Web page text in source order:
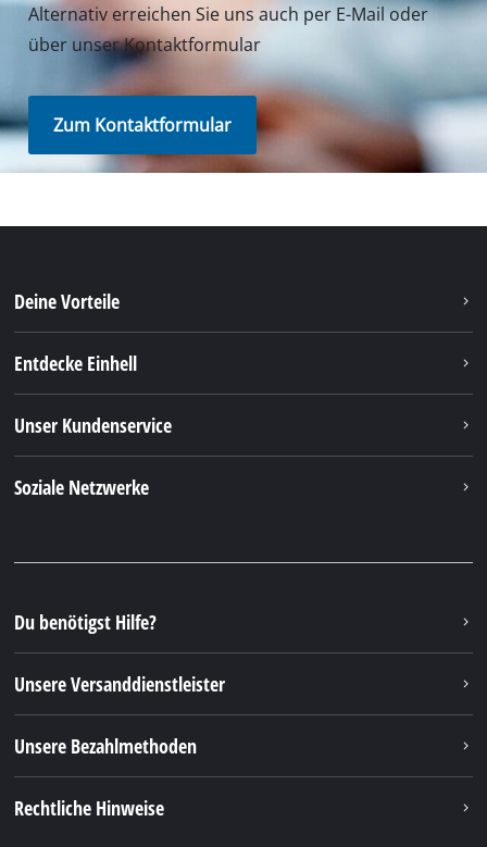
Alternativ erreichen Sie uns auch per E-Mail oder
über unser Kontaktformular
Zum Kontaktformular
Deine Vorteile
Entdecke Einhell
Unser Kundenservice
Soziale Netzwerke
Du benötigst Hilfe?
Unsere Versanddienstleister
Unsere Bezahlmethoden
Rechtliche Hinweise